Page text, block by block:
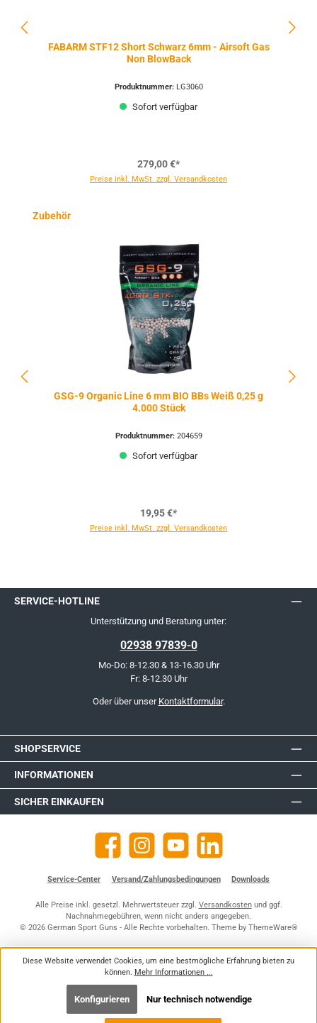
FABARM STF12 Short Schwarz 6mm - Airsoft Gas
Non BlowBack
Produktnummer: LG3060
Sofort verfügbar
279,00 €*
Preise inkl. MwSt. zzgl. Versandkosten
Produktgalerie überspringen
Zubehör
GSG-9 Organic Line 6 mm BIO BBs Weiß 0,25 g
4.000 Stück
Produktnummer: 204659
Sofort verfügbar
19,95 €*
Preise inkl. MwSt. zzgl. Versandkosten
SERVICE-HOTLINE
Unterstützung und Beratung unter:
02938 97839-0
Mo-Do: 8-12.30 & 13-16.30 Uhr
Fr: 8-12.30 Uhr
Oder über unser Kontaktformular.
SHOPSERVICE
INFORMATIONEN
SICHER EINKAUFEN
Facebook Instagram YouTube https://de.linkedin.com/company/
Service-Center Versand/Zahlungsbedingungen Downloads
Alle Preise inkl. gesetzl. Mehrwertsteuer zzgl. Versandkostenund ggf.
Nachnahmegebühren, wenn nicht anders angegeben.
© 2026 German Sport Guns - Alle Rechte vorbehalten. Theme by ThemeWare®
Diese Website verwendet Cookies, um eine bestmögliche Erfahrung bieten zu
können. Mehr Informationen ...
Nur technisch notwendige
Konfigurieren